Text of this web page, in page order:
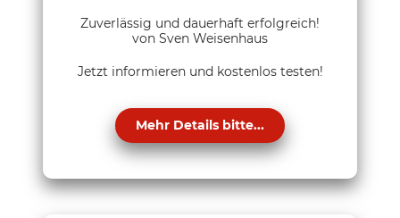
Zuverlässig und dauerhaft erfolgreich!
von Sven Weisenhaus
Jetzt informieren und kostenlos testen!
Mehr Details bitte...